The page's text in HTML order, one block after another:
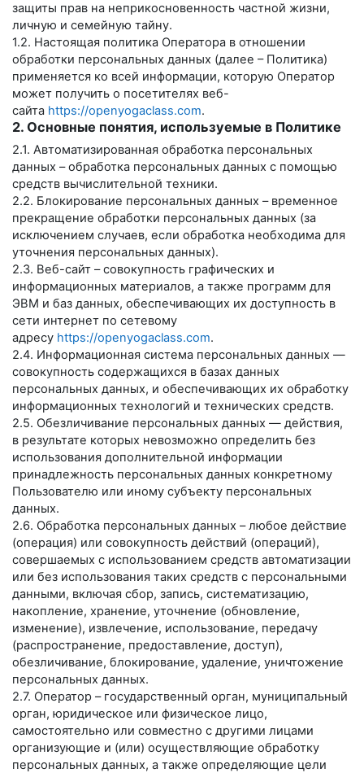
защиты прав на неприкосновенность частной жизни,
личную и семейную тайну.
1.2. Настоящая политика Оператора в отношении
обработки персональных данных (далее – Политика)
применяется ко всей информации, которую Оператор
может получить о посетителях веб-
сайта https://openyogaclass.com.
2. Основные понятия, используемые в Политике
2.1. Автоматизированная обработка персональных
данных – обработка персональных данных с помощью
средств вычислительной техники.
2.2. Блокирование персональных данных – временное
прекращение обработки персональных данных (за
исключением случаев, если обработка необходима для
уточнения персональных данных).
2.3. Веб-сайт – совокупность графических и
информационных материалов, а также программ для
ЭВМ и баз данных, обеспечивающих их доступность в
сети интернет по сетевому
адресу https://openyogaclass.com.
2.4. Информационная система персональных данных —
совокупность содержащихся в базах данных
персональных данных, и обеспечивающих их обработку
информационных технологий и технических средств.
2.5. Обезличивание персональных данных — действия,
в результате которых невозможно определить без
использования дополнительной информации
принадлежность персональных данных конкретному
Пользователю или иному субъекту персональных
данных.
2.6. Обработка персональных данных – любое действие
(операция) или совокупность действий (операций),
совершаемых с использованием средств автоматизации
или без использования таких средств с персональными
данными, включая сбор, запись, систематизацию,
накопление, хранение, уточнение (обновление,
изменение), извлечение, использование, передачу
(распространение, предоставление, доступ),
обезличивание, блокирование, удаление, уничтожение
персональных данных.
2.7. Оператор – государственный орган, муниципальный
орган, юридическое или физическое лицо,
самостоятельно или совместно с другими лицами
организующие и (или) осуществляющие обработку
персональных данных, а также определяющие цели